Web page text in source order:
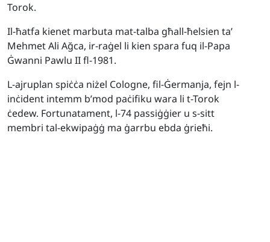
Torok.
Il-ħatfa kienet marbuta mat-talba għall-ħelsien ta’
Mehmet Ali Ağca, ir-raġel li kien spara fuq il-Papa
Ġwanni Pawlu II fl-1981.
L-ajruplan spiċċa niżel Cologne, fil-Ġermanja, fejn l-
inċident intemm b’mod paċifiku wara li t-Torok
ċedew. Fortunatament, l-74 passiġġier u s-sitt
membri tal-ekwipaġġ ma ġarrbu ebda ġrieħi.